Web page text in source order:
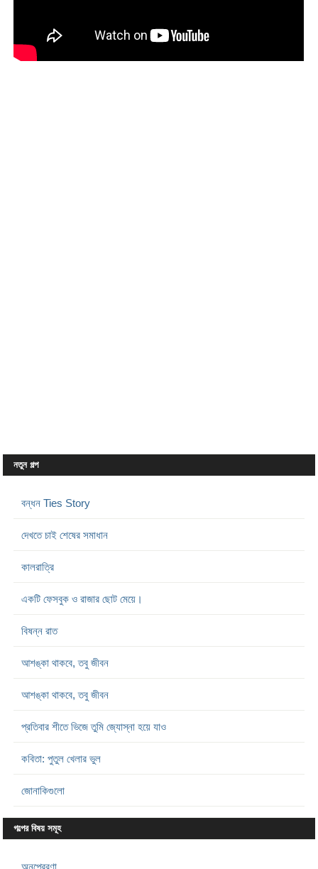
নতুন গল্প
বন্ধন Ties Story
দেখতে চাই শেষের সমাধান
কালরাত্রি
একটি ফেসবুক ও রাজার ছোট মেয়ে।
বিষন্ন রাত
আশঙ্কা থাকবে, তবু জীবন
আশঙ্কা থাকবে, তবু জীবন
প্রতিবার শীতে ভিজে তুমি জ্যোস্না হয়ে যাও
কবিতা: পুতুল খেলার ভুল
জোনাকিগুলো
গল্পের বিষয় সমূহ
অনুপ্রেরণা